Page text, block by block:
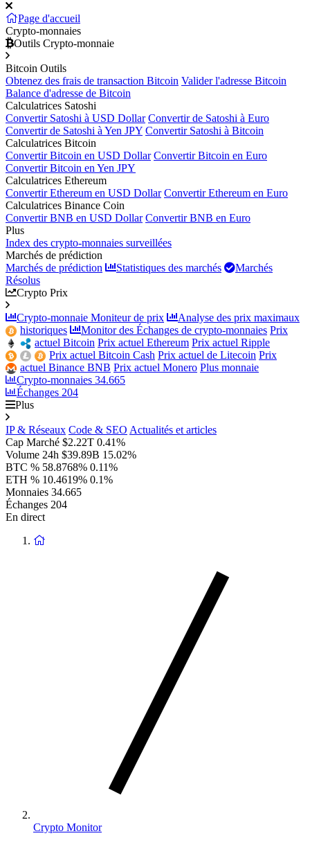
Page d'accueil
Crypto-monnaies
Outils Crypto-monnaie
Bitcoin Outils
Obtenez des frais de transaction Bitcoin Valider l'adresse Bitcoin
Balance d'adresse de Bitcoin
Calculatrices Satoshi
Convertir Satoshi à USD Dollar Convertir de Satoshi à Euro
Convertir de Satoshi à Yen JPY Convertir Satoshi à Bitcoin
Calculatrices Bitcoin
Convertir Bitcoin en USD Dollar Convertir Bitcoin en Euro
Convertir Bitcoin en Yen JPY
Calculatrices Ethereum
Convertir Ethereum en USD Dollar Convertir Ethereum en Euro
Calculatrices Binance Coin
Convertir BNB en USD Dollar Convertir BNB en Euro
Plus
Index des crypto-monnaies surveillées
Marchés de prédiction
Marchés de prédiction
Statistiques des marchés
Marchés
Résolus
Crypto Prix
Crypto-monnaie Moniteur de prix
Analyse des prix maximaux
historiques
Monitor des Échanges de crypto-monnaies Prix
actuel Bitcoin Prix actuel Ethereum Prix actuel Ripple
Prix actuel Bitcoin Cash Prix actuel de Litecoin Prix
actuel Binance BNB Prix actuel Monero Plus monnaie
Crypto-monnaies 34.665
Échanges 204
Plus
IP & Réseaux Code & SEO Actualités et articles
Cap Marché $2.22T 0.41%
Volume 24h $39.89B 15.02%
BTC % 58.8768% 0.11%
ETH % 10.4619% 0.1%
Monnaies 34.665
Échanges 204
En direct
Crypto Monitor